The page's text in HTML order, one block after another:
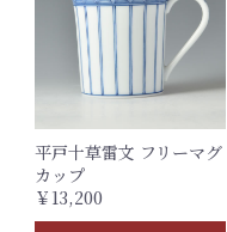
平戸十草雷文 フリーマグ
カップ
￥13,200